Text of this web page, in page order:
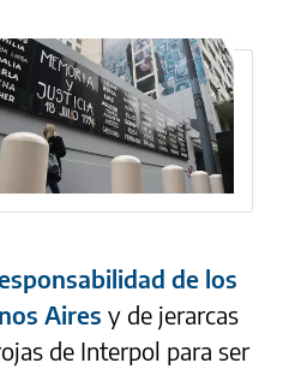
de los
Aires y de jerarcas
de Interpol para ser